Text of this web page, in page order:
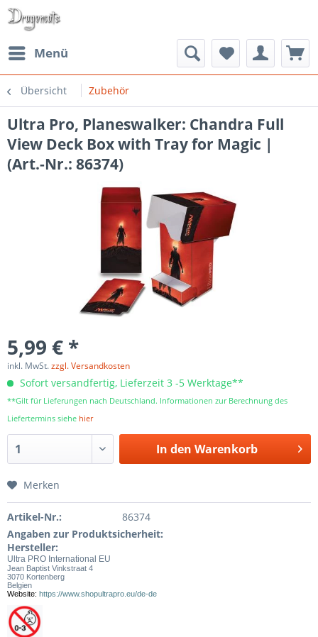
Menü
Übersicht Zubehör
Ultra Pro, Planeswalker: Chandra Full
View Deck Box with Tray for Magic |
(Art.-Nr.: 86374)
5,99 € *
inkl. MwSt.zzgl. Versandkosten
Sofort versandfertig, Lieferzeit 3 -5 Werktage**
**Gilt für Lieferungen nach Deutschland. Informationen zur Berechnung des
Liefertermins siehe hier
In den Warenkorb
Merken
Artikel-Nr.:
86374
Angaben zur Produktsicherheit:
Hersteller:
Ultra PRO International EU
Jean Baptist Vinkstraat 4
3070 Kortenberg
Belgien
Website: https://www.shopultrapro.eu/de-de